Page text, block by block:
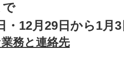
で
・12月29日から1月
務と連絡先